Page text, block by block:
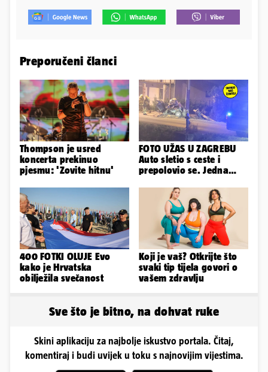
Preporučeni članci
Thompson je usred
koncerta prekinuo
pjesmu: 'Zovite hitnu'
FOTO UŽAS U ZAGREBU
Auto sletio s ceste i
prepolovio se. Jedna
400 FOTKI OLUJE Evo
kako je Hrvatska
obilježila svečanost
Koji je vaš? Otkrijte što
svaki tip tijela govori o
vašem zdravlju
Sve što je bitno, na dohvat ruke
Skini aplikaciju za najbolje iskustvo portala. Čitaj,
komentiraj i budi uvijek u toku s najnovijim vijestima.